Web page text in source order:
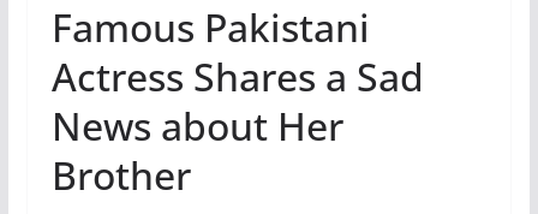
Famous Pakistani
Actress Shares a Sad
News about Her
Brother